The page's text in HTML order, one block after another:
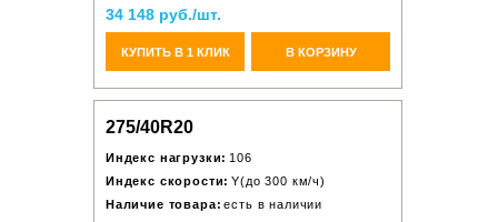
34 148 руб./шт.
КУПИТЬ В 1 КЛИК В КОРЗИНУ
275/40R20
Индекс нагрузки: 106
Индекс скорости: Y(до 300 км/ч)
Наличие товара: есть в наличии